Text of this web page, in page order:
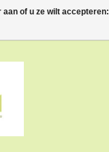
- €--,--
of u ze wilt accepteren: